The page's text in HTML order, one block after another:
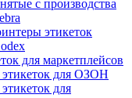
с производства
этикеток
для маркетплейсов
для ОЗОН
для